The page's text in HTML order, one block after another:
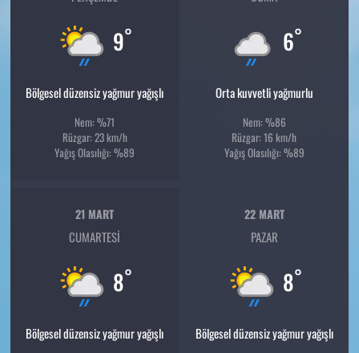
9°
Bölgesel düzensiz yağmur yağışlı
Nem: %71
Rüzgar: 23 km/h
Yağış Olasılığı: %89
6°
Orta kuvvetli yağmurlu
Nem: %86
Rüzgar: 16 km/h
Yağış Olasılığı: %89
21 MART
CUMARTESI
8°
Bölgesel düzensiz yağmur yağışlı
22 MART
PAZAR
8°
Bölgesel düzensiz yağmur yağışlı